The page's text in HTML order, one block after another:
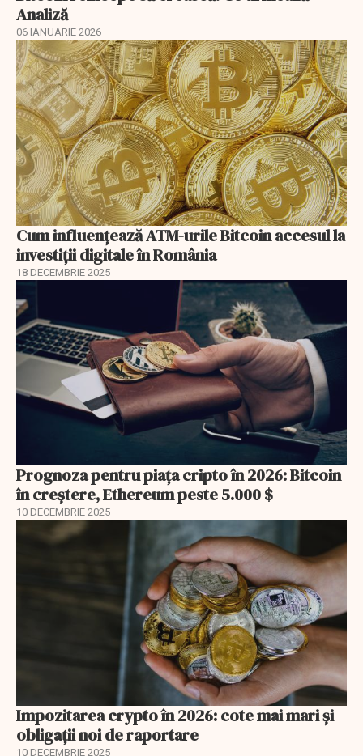
Analiză
06 IANUARIE 2026
Cum influențează ATM-urile Bitcoin accesul la
investiții digitale în România
18 DECEMBRIE 2025
Prognoza pentru piața cripto în 2026: Bitcoin
în creștere, Ethereum peste 5.000 $
10 DECEMBRIE 2025
Impozitarea crypto în 2026: cote mai mari și
obligații noi de raportare
10 DECEMBRIE 2025